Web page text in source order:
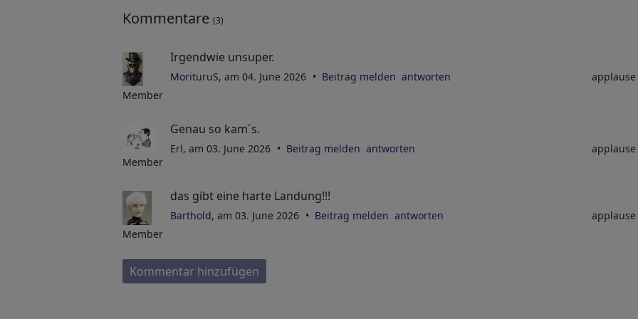
Kommentare (3)
Member
Irgendwie unsuper.
MorituruS, am 04. June 2026 Beitrag melden antworten applause
Member
Genau so kam´s.
Erl, am 03. June 2026 Beitrag melden antworten applause
Member
das gibt eine harte Landung!!!
Barthold, am 03. June 2026 Beitrag melden antworten applause
Kommentar hinzufügen